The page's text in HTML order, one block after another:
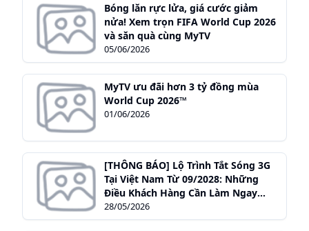
Bóng lăn rực lửa, giá cước giảm
nửa! Xem trọn FIFA World Cup 2026
và săn quà cùng MyTV
05/06/2026
MyTV ưu đãi hơn 3 tỷ đồng mùa
World Cup 2026™
01/06/2026
[THÔNG BÁO] Lộ Trình Tắt Sóng 3G
Tại Việt Nam Từ 09/2028: Những
Điều Khách Hàng Cần Làm Ngay
Hôm Nay
28/05/2026